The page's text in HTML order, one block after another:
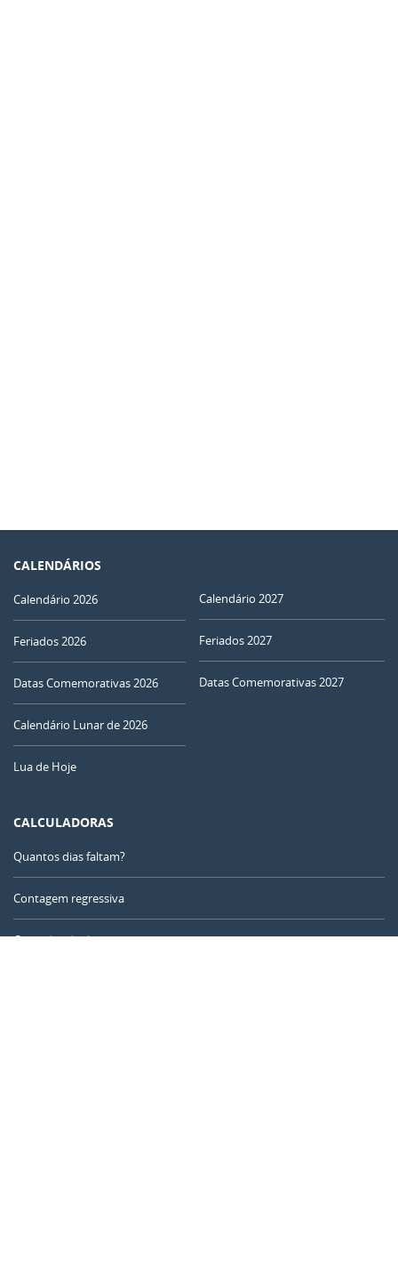
CALENDÁRIOS
Calendário 2026
Feriados 2026
Datas Comemorativas 2026
Calendário Lunar de 2026
Lua de Hoje
Calendário 2027
Feriados 2027
Datas Comemorativas 2027
CALCULADORAS
Quantos dias faltam?
Contagem regressiva
Contador de dias